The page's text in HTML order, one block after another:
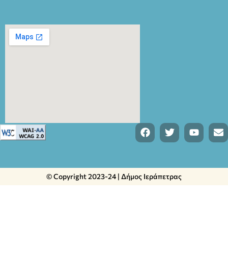
© Copyright 2023-24 | Δήμος Ιεράπετρας